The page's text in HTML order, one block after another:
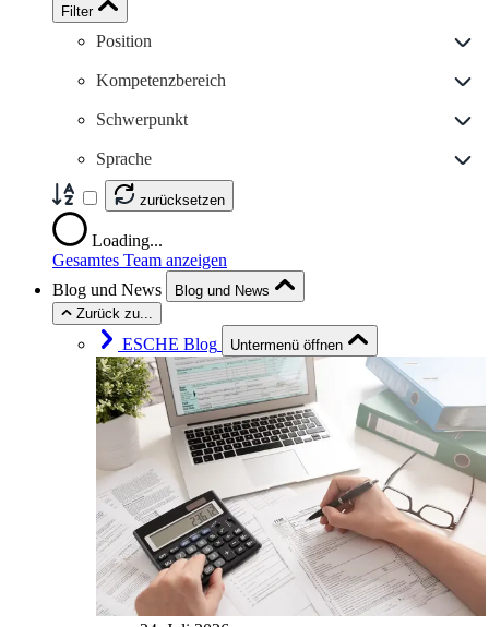
Filter
Position
Kompetenzbereich
Schwerpunkt
Sprache
zurücksetzen
Loading...
Gesamtes Team anzeigen
Blog und News
Blog und News
Zurück zu...
ESCHE Blog Untermenü öffnen